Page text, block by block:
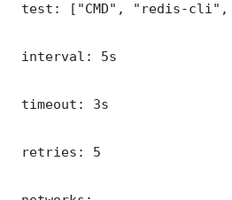
test: ["CMD", "redis-cli",
interval: 5s
timeout: 3s
retries: 5